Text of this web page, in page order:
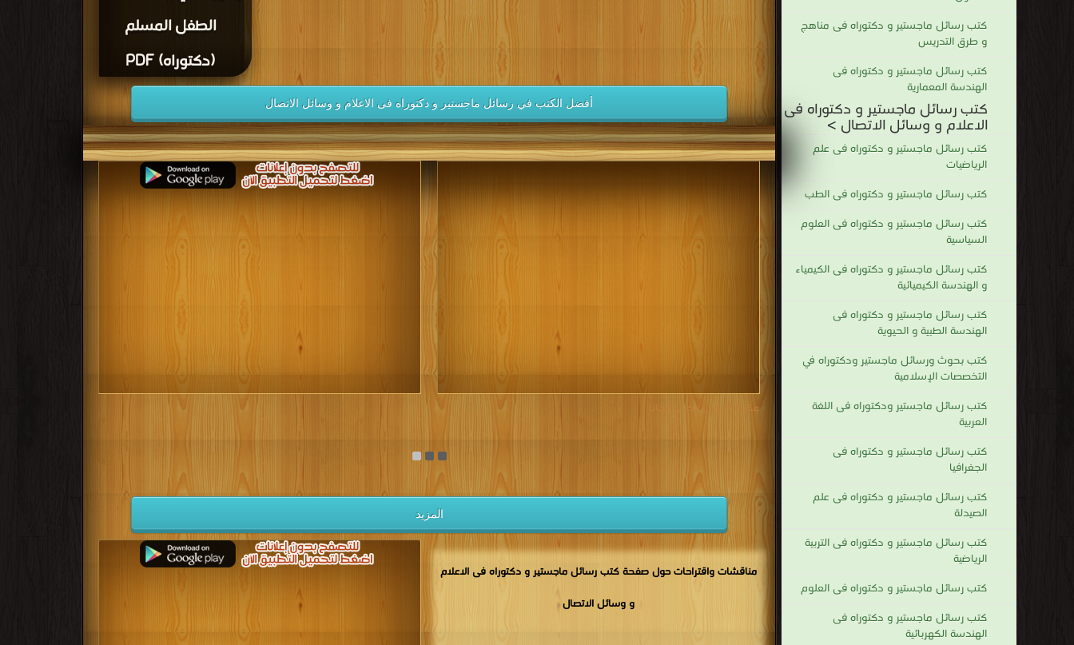
كتب رسائل ماجستير و دكتوراه فى مناهج
و طرق التدريس
كتب رسائل ماجستير و دكتوراه فى
الهندسة المعمارية
كتب رسائل ماجستير و دكتوراه فى
الاعلام و وسائل الاتصال >
كتب رسائل ماجستير و دكتوراه فى علم
الرياضيات
كتب رسائل ماجستير و دكتوراه فى الطب
كتب رسائل ماجستير و دكتوراه فى العلوم
السياسية
كتب رسائل ماجستير و دكتوراه فى الكيمياء
و الهندسة الكيميائية
كتب رسائل ماجستير و دكتوراه فى
الهندسة الطبية و الحيوية
كتب بحوث ورسائل ماجستير ودكتوراه في
التخصصات الإسلامية
كتب رسائل ماجستير ودكتوراه فى اللغة
العربية
كتب رسائل ماجستير و دكتوراه فى
الجغرافيا
كتب رسائل ماجستير و دكتوراه فى علم
الصيدلة
كتب رسائل ماجستير و دكتوراه فى التربية
الرياضية
كتب رسائل ماجستير و دكتوراه فى العلوم
كتب رسائل ماجستير و دكتوراه فى
الهندسة الكهربائية
الطفل المسلم
(دكتوراه) PDF
أفضل الكتب في رسائل ماجستير و دكتوراه فى الاعلام و وسائل الاتصال
مكتبة تحميل الكتب مجانا
المزيد
مناقشات واقتراحات حول صفحة كتب رسائل ماجستير و دكتوراه فى الاعلام
و وسائل الاتصال